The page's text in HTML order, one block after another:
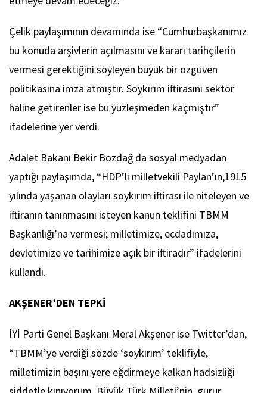
Çelik paylaşımının devamında ise “Cumhurbaşkanımız
bu konuda arşivlerin açılmasını ve kararı tarihçilerin
vermesi gerektiğini söyleyen büyük bir özgüven
politikasına imza atmıştır. Soykırım iftirasını sektör
haline getirenler ise bu yüzleşmeden kaçmıştır”
ifadelerine yer verdi.
Adalet Bakanı Bekir Bozdağ da sosyal medyadan
yaptığı paylaşımda, “HDP’li milletvekili Paylan’ın,1915
yılında yaşanan olayları soykırım iftirası ile niteleyen ve
iftiranın tanınmasını isteyen kanun teklifini TBMM
Başkanlığı’na vermesi; milletimize, ecdadımıza,
devletimize ve tarihimize açık bir iftiradır” ifadelerini
kullandı.
AKŞENER’DEN TEPKİ
İYİ Parti Genel Başkanı Meral Akşener ise Twitter’dan,
“TBMM’ye verdiği sözde ‘soykırım’ teklifiyle,
milletimizin başını yere eğdirmeye kalkan hadsizliği